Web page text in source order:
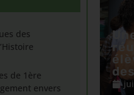
des
de 1ère
envers